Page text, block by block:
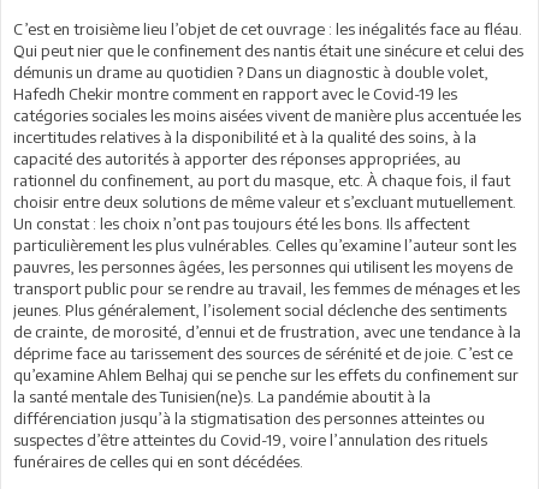
C’est en troisième lieu l’objet de cet ouvrage : les inégalités face au fléau.
Qui peut nier que le confinement des nantis était une sinécure et celui des
démunis un drame au quotidien ? Dans un diagnostic à double volet,
Hafedh Chekir montre comment en rapport avec le Covid-19 les
catégories sociales les moins aisées vivent de manière plus accentuée les
incertitudes relatives à la disponibilité et à la qualité des soins, à la
capacité des autorités à apporter des réponses appropriées, au
rationnel du confinement, au port du masque, etc. À chaque fois, il faut
choisir entre deux solutions de même valeur et s’excluant mutuellement.
Un constat : les choix n’ont pas toujours été les bons. Ils affectent
particulièrement les plus vulnérables. Celles qu’examine l’auteur sont les
pauvres, les personnes âgées, les personnes qui utilisent les moyens de
transport public pour se rendre au travail, les femmes de ménages et les
jeunes. Plus généralement, l’isolement social déclenche des sentiments
de crainte, de morosité, d’ennui et de frustration, avec une tendance à la
déprime face au tarissement des sources de sérénité et de joie. C’est ce
qu’examine Ahlem Belhaj qui se penche sur les effets du confinement sur
la santé mentale des Tunisien(ne)s. La pandémie aboutit à la
différenciation jusqu’à la stigmatisation des personnes atteintes ou
suspectes d’être atteintes du Covid-19, voire l’annulation des rituels
funéraires de celles qui en sont décédées.